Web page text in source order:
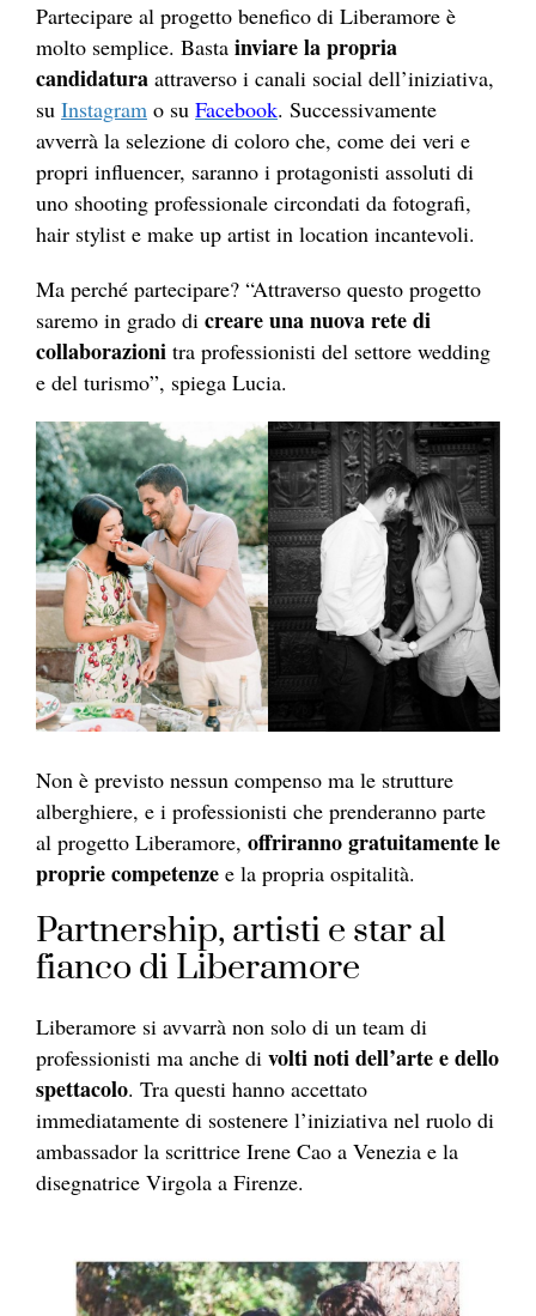
Partecipare al progetto benefico di Liberamore è
molto semplice. Basta inviare la propria
candidatura attraverso i canali social dell’iniziativa,
su Instagram o su Facebook. Successivamente
avverrà la selezione di coloro che, come dei veri e
propri influencer, saranno i protagonisti assoluti di
uno shooting professionale circondati da fotografi,
hair stylist e make up artist in location incantevoli.
Ma perché partecipare? “Attraverso questo progetto
saremo in grado di creare una nuova rete di
collaborazioni tra professionisti del settore wedding
e del turismo”, spiega Lucia.
Non è previsto nessun compenso ma le strutture
alberghiere, e i professionisti che prenderanno parte
al progetto Liberamore, offriranno gratuitamente le
proprie competenze e la propria ospitalità.
Partnership, artisti e star al
fianco di Liberamore
Liberamore si avvarrà non solo di un team di
professionisti ma anche di volti noti dell’arte e dello
spettacolo. Tra questi hanno accettato
immediatamente di sostenere l’iniziativa nel ruolo di
ambassador la scrittrice Irene Cao a Venezia e la
disegnatrice Virgola a Firenze.